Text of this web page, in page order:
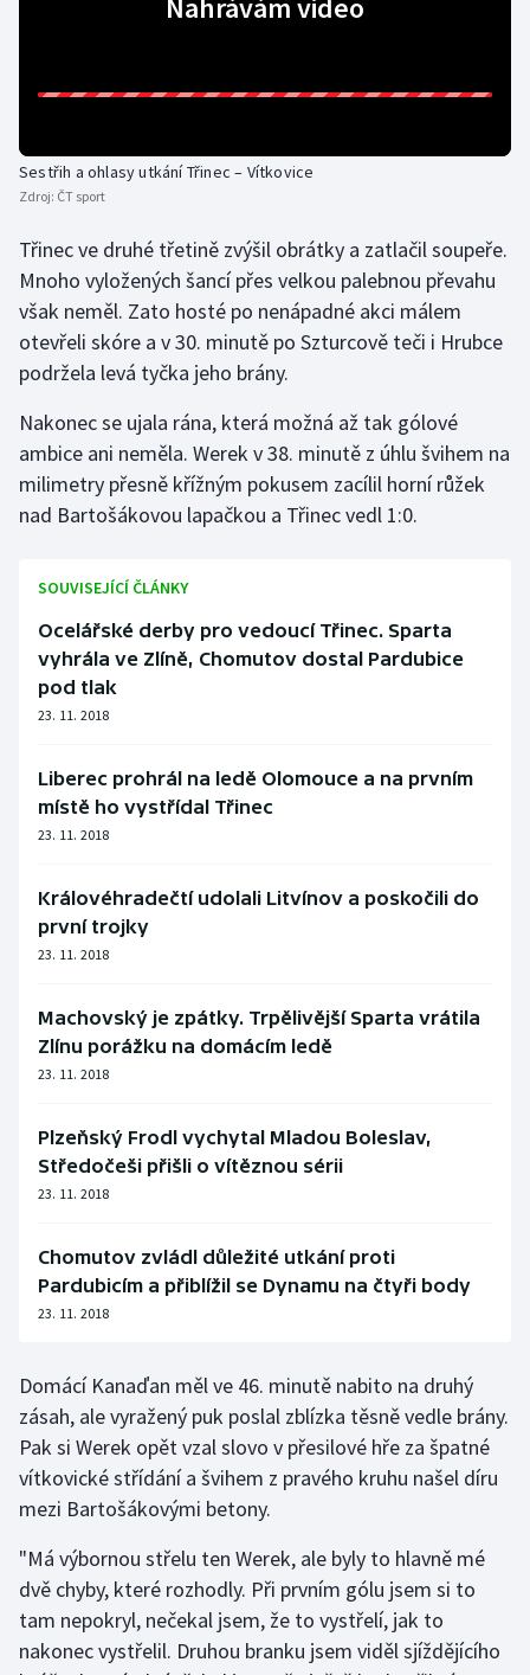
Moderní pětiboj
Parasport
Plážový volejbal
Ragby
Rychlostní kanoistika
Short track
Sportovní střelba
Stolní tenis
Triatlon
Vodní slalom
Ostatní
Nahrávám video
Sestřih a ohlasy utkání Třinec – Vítkovice
Zdroj: ČT sport
Třinec ve druhé třetině zvýšil obrátky a zatlačil soupeře.
Mnoho vyložených šancí přes velkou palebnou převahu
však neměl. Zato hosté po nenápadné akci málem
otevřeli skóre a v 30. minutě po Szturcově teči i Hrubce
podržela levá tyčka jeho brány.
Nakonec se ujala rána, která možná až tak gólové
ambice ani neměla. Werek v 38. minutě z úhlu švihem na
milimetry přesně křížným pokusem zacílil horní růžek
nad Bartošákovou lapačkou a Třinec vedl 1:0.
SOUVISEJÍCÍ ČLÁNKY
Ocelářské derby pro vedoucí Třinec. Sparta
vyhrála ve Zlíně, Chomutov dostal Pardubice
pod tlak
23. 11. 2018
Liberec prohrál na ledě Olomouce a na prvním
místě ho vystřídal Třinec
23. 11. 2018
Královéhradečtí udolali Litvínov a poskočili do
první trojky
23. 11. 2018
Machovský je zpátky. Trpělivější Sparta vrátila
Zlínu porážku na domácím ledě
23. 11. 2018
Plzeňský Frodl vychytal Mladou Boleslav,
Středočeši přišli o vítěznou sérii
23. 11. 2018
Chomutov zvládl důležité utkání proti
Pardubicím a přiblížil se Dynamu na čtyři body
23. 11. 2018
Domácí Kanaďan měl ve 46. minutě nabito na druhý
zásah, ale vyražený puk poslal zblízka těsně vedle brány.
Pak si Werek opět vzal slovo v přesilové hře za špatné
vítkovické střídání a švihem z pravého kruhu našel díru
mezi Bartošákovými betony.
"Má výbornou střelu ten Werek, ale byly to hlavně mé
dvě chyby, které rozhodly. Při prvním gólu jsem si to
tam nepokryl, nečekal jsem, že to vystřelí, jak to
nakonec vystřelil. Druhou branku jsem viděl sjíždějícího